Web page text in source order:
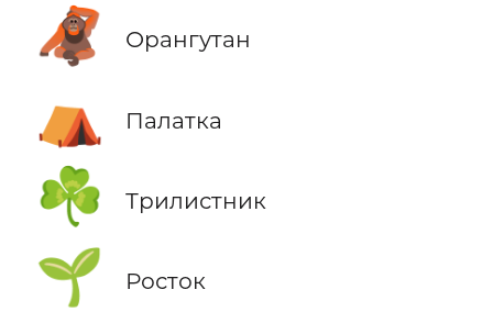
🦧 Орангутан
⛺ Палатка
☘️ Трилистник
🌱 Росток